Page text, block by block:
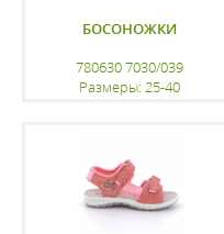
БОСОНОЖКИ
780630 7030/039
Размеры: 25-40